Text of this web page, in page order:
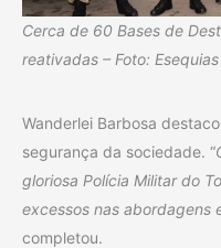
Cerca de 60 Bases de
reativadas – Foto:
Wanderlei Barbosa
segurança da sociedade. “
gloriosa Polícia Militar do
excessos nas abordagens
completou.